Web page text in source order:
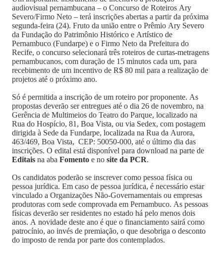
audiovisual pernambucana – o Concurso de Roteiros Ary
Severo/Firmo Neto – terá inscrições abertas a partir da próxima
segunda-feira (24). Fruto da união entre o Prêmio Ary Severo
da Fundação do Patrimônio Histórico e Artístico de
Pernambuco (Fundarpe) e o Firmo Neto da Prefeitura do
Recife, o concurso selecionará três roteiros de curtas-metragens
pernambucanos, com duração de 15 minutos cada um, para
recebimento de um incentivo de R$ 80 mil para a realização de
projetos até o próximo ano.
Só é permitida a inscrição de um roteiro por proponente. As
propostas deverão ser entregues até o dia 26 de novembro, na
Gerência de Multimeios do Teatro do Parque, localizado na
Rua do Hospício, 81, Boa Vista, ou via Sedex, com postagem
dirigida à Sede da Fundarpe, localizada na Rua da Aurora,
463/469, Boa Vista, CEP: 50050-000, até o último dia das
inscrições. O edital está disponível para download na parte de
Editais na aba Fomento e no site da PCR.
Os candidatos poderão se inscrever como pessoa física ou
pessoa jurídica. Em caso de pessoa jurídica, é necessário estar
vinculado a Organizações Não-Governamentais ou empresas
produtoras com sede comprovada em Pernambuco. As pessoas
físicas deverão ser residentes no estado há pelo menos dois
anos. A novidade deste ano é que o financiamento sairá como
patrocínio, ao invés de premiação, o que desobriga o desconto
do imposto de renda por parte dos contemplados.